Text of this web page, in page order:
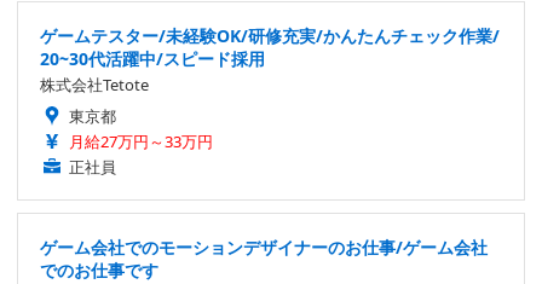
ゲームテスター/未経験OK/研修充実/かんたんチェック作業/
20~30代活躍中/スピード採用
株式会社Tetote
東京都
月給27万円～33万円
正社員
ゲーム会社でのモーションデザイナーのお仕事/ゲーム会社
でのお仕事です